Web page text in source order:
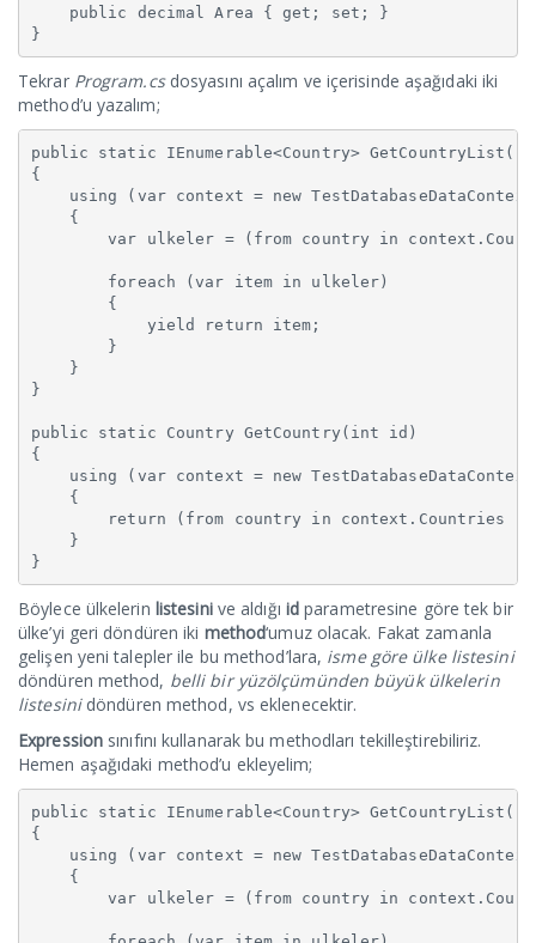
    public decimal Area { get; set; }
}
Tekrar Program.csdosyasını açalım ve içerisinde aşağıdaki iki
method’u yazalım;
public static IEnumerable<Country> GetCountryList()
{
using (var context = new
    {
var ulkeler = (from country in
        foreach (var item in ulkeler)
        {
            yield return item;
        }
    }
}
public static Country GetCountry(int id)
{
using (var context = new
    {
return (from country in context.Countries
    }
}
Böylece ülkelerin listesinive aldığı id parametresine göre tek bir
ülke’yi geri döndüren iki method‘umuz olacak. Fakat zamanla
gelişen yeni talepler ile bu method’lara, isme göre ülke listesini
döndüren method, belli bir yüzölçümünden büyük ülkelerin
listesinidöndüren method, vs eklenecektir.
Expression sınıfını kullanarak bu methodları tekilleştirebiliriz.
Hemen aşağıdaki method’u ekleyelim;
public static IEnumerable<Country>
{
using (var context = new
    {
var ulkeler = (from country in